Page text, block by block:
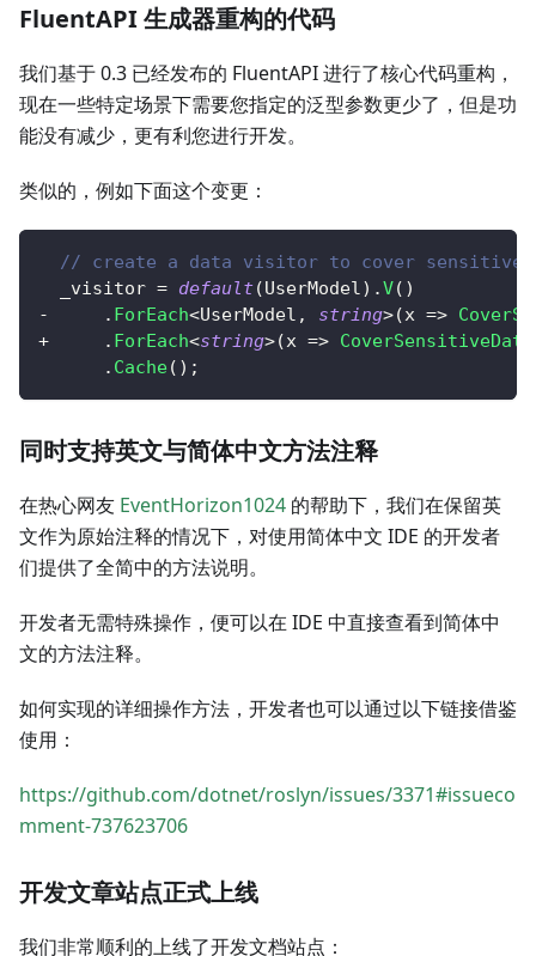
FluentAPI 生成器重构的代码
我们基于 0.3 已经发布的 FluentAPI 进行了核心代码重构，
现在一些特定场景下需要您指定的泛型参数更少了，但是功
能没有减少，更有利您进行开发。
类似的，例如下面这个变更：
// create a data visitor to cover sensitive
  _visitor
= default(UserModel) .V( )
-
. ForEach<UserModel , string>(x =>
+
. ForEach<string>(x => CoverSensitiveData
. Cache( ) ;
同时支持英文与简体中文方法注释
在热心网友 EventHorizon1024 的帮助下，我们在保留英
文作为原始注释的情况下，对使用简体中文 IDE 的开发者
们提供了全简中的方法说明。
开发者无需特殊操作，便可以在 IDE 中直接查看到简体中
文的方法注释。
如何实现的详细操作方法，开发者也可以通过以下链接借鉴
使用：
https://github.com/dotnet/roslyn/issues/3371#issueco
mment-737623706
开发文章站点正式上线
我们非常顺利的上线了开发文档站点：